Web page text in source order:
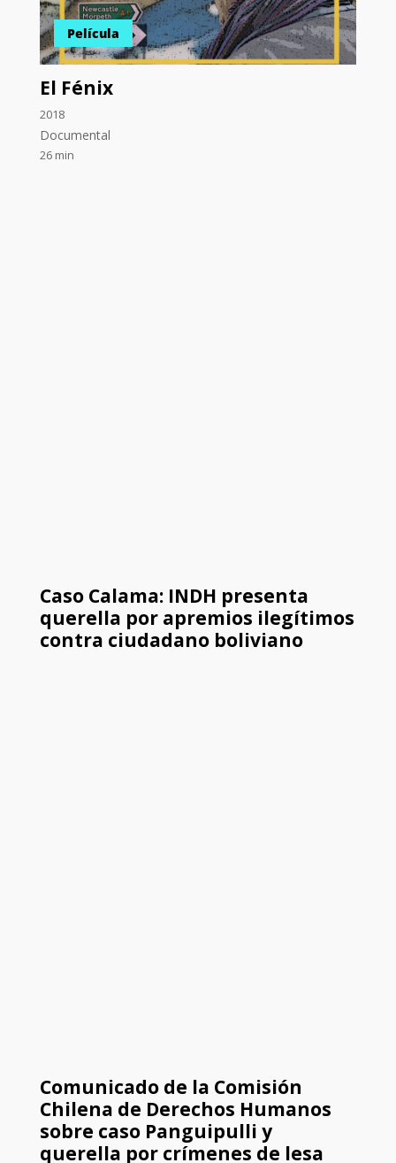
Película
El Fénix
2018
Documental
26 min
Caso Calama: INDH presenta
querella por apremios ilegítimos
contra ciudadano boliviano
Comunicado de la Comisión
Chilena de Derechos Humanos
sobre caso Panguipulli y
querella por crímenes de lesa